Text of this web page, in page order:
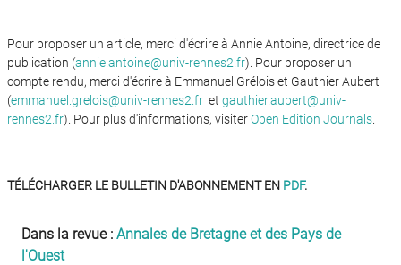
Pour proposer un article, merci d'écrire à Annie Antoine, directrice de
publication (annie.antoine@univ-rennes2.fr). Pour proposer un
compte rendu, merci d'écrire à Emmanuel Grélois et Gauthier Aubert
(emmanuel.grelois@univ-rennes2.fr et gauthier.aubert@univ-
rennes2.fr). Pour plus d'informations, visiterOpen Edition Journals
TÉLÉCHARGER LE BULLETIN D'ABONNEMENT EN PDF.
Dans la revue : Annales de Bretagne et des Pays de
l'Ouest